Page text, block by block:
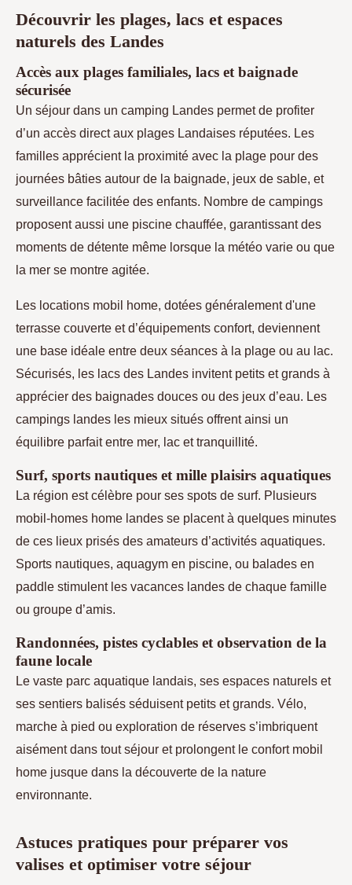
Découvrir les plages, lacs et espaces
naturels des Landes
Accès aux plages familiales, lacs et baignade
sécurisée
Un séjour dans un camping Landes permet de profiter
d’un accès direct aux plages Landaises réputées. Les
familles apprécient la proximité avec la plage pour des
journées bâties autour de la baignade, jeux de sable, et
surveillance facilitée des enfants. Nombre de campings
proposent aussi une piscine chauffée, garantissant des
moments de détente même lorsque la météo varie ou que
la mer se montre agitée.
Les locations mobil home, dotées généralement d'une
terrasse couverte et d’équipements confort, deviennent
une base idéale entre deux séances à la plage ou au lac.
Sécurisés, les lacs des Landes invitent petits et grands à
apprécier des baignades douces ou des jeux d’eau. Les
campings landes les mieux situés offrent ainsi un
équilibre parfait entre mer, lac et tranquillité.
Surf, sports nautiques et mille plaisirs aquatiques
La région est célèbre pour ses spots de surf. Plusieurs
mobil-homes home landes se placent à quelques minutes
de ces lieux prisés des amateurs d’activités aquatiques.
Sports nautiques, aquagym en piscine, ou balades en
paddle stimulent les vacances landes de chaque famille
ou groupe d’amis.
Randonnées, pistes cyclables et observation de la
faune locale
Le vaste parc aquatique landais, ses espaces naturels et
ses sentiers balisés séduisent petits et grands. Vélo,
marche à pied ou exploration de réserves s’imbriquent
aisément dans tout séjour et prolongent le confort mobil
home jusque dans la découverte de la nature
environnante.
Astuces pratiques pour préparer vos
valises et optimiser votre séjour